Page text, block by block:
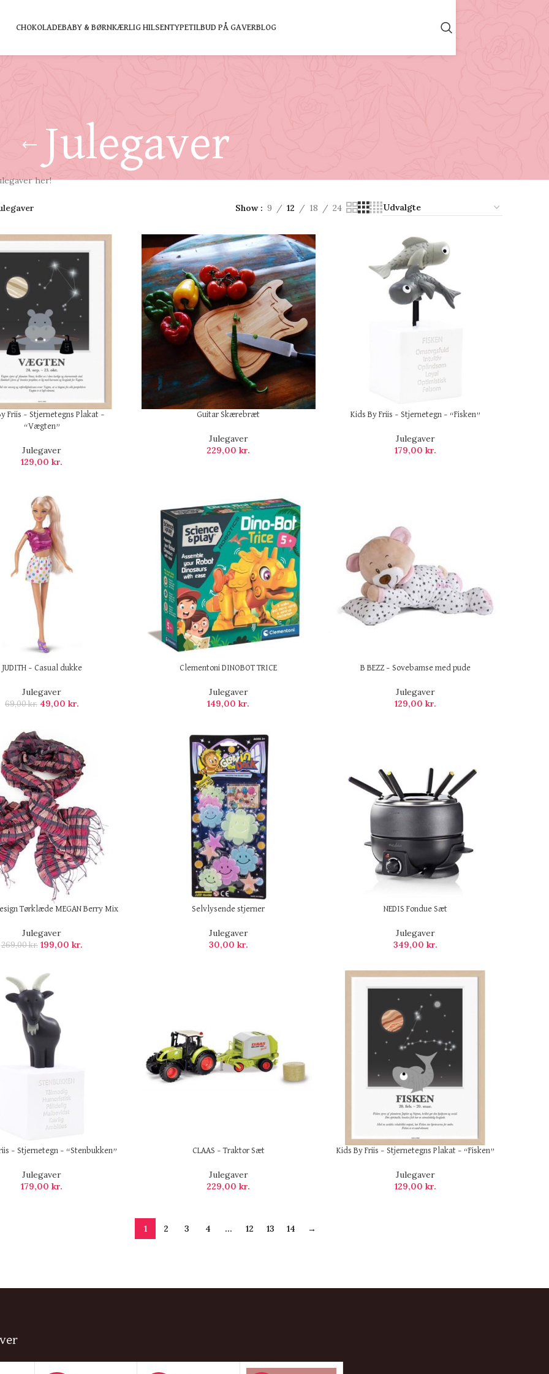
CHOKOLADEBABY & BØRNKÆRLIG HILSENTYPETILBUD PÅ GAVERBLOG
Julegaver
her!
Show 9 12 18 24
Friis – Stjernetegns Plakat –
“Vægten”
Julegaver
129,00kr.
Guitar Skærebræt
Julegaver
229,00kr.
Kids By Friis – Stjernetegn – “Fisken”
Julegaver
179,00 kr.
JUDITH – Casual dukke
Julegaver
69,00kr. 49,00 kr.
Clementoni DINOBOT TRICE
Julegaver
149,00kr.
B BEZZ – Sovebamse med pude
Julegaver
129,00 kr.
Tørklæde MEGAN Berry Mix
Julegaver
269,00kr. 199,00 kr.
Selvlysende stjerner
Julegaver
30,00 kr.
NEDIS Fondue Sæt
Julegaver
349,00 kr.
– Stjernetegn – “Stenbukken”
Julegaver
179,00kr.
CLAAS – Traktor Sæt
Julegaver
229,00kr.
Kids By Friis – Stjernetegns Plakat – “Fisken”
Julegaver
129,00 kr.
1 2 3 4 … 12 13 14 →